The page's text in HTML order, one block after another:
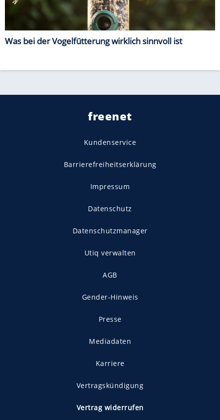
Was bei der Vogelfütterung wirklich sinnvoll ist
freenet
Kundenservice
Barrierefreiheitserklärung
Impressum
Datenschutz
Datenschutzmanager
Utiq verwalten
AGB
Gender-Hinweis
Presse
Mediadaten
Karriere
Vertragskündigung
Vertrag widerrufen